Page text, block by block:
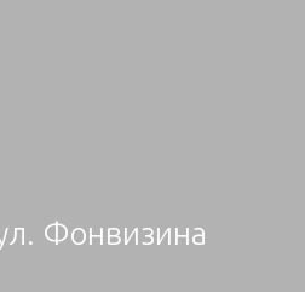
Фонвизина